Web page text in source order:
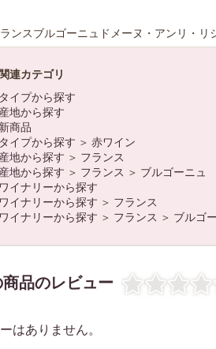
お買い物を続ける カ
ンスブルゴーニュドメーヌ・アンリ・
関連カテゴリ
タイプから探す
産地から探す
新商品
タイプから探す ＞ 赤ワイン
産地から探す ＞ フランス
産地から探す ＞ フランス ＞ ブルゴーニュ
ワイナリーから探す
ワイナリーから探す ＞ フランス
ワイナリーから探す ＞ フランス ＞ ブルゴ
商品のレビュー
はありません。